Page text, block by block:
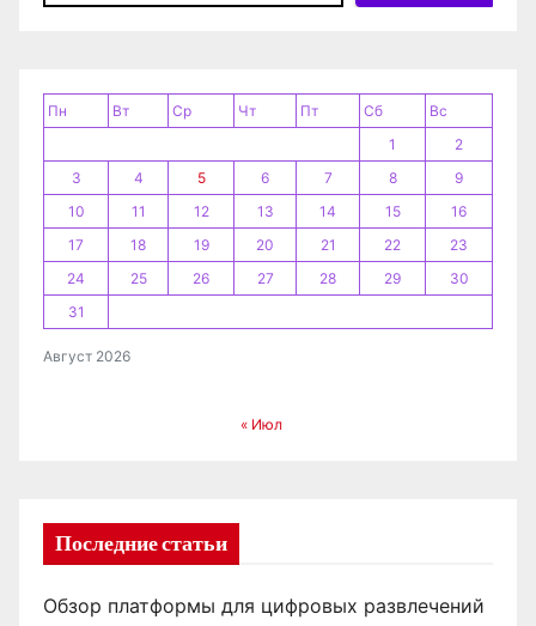
Август 2026
Пн Вт Ср Чт Пт Сб
Вс
1
2
3
4 5 6 7 8
9
10
11 12 13 14 15
16
17
18 19 20 21 22
23
24
25 26 27 28 29
30
31
« Июл
Последние статьи
Обзор платформы для цифровых развлечений